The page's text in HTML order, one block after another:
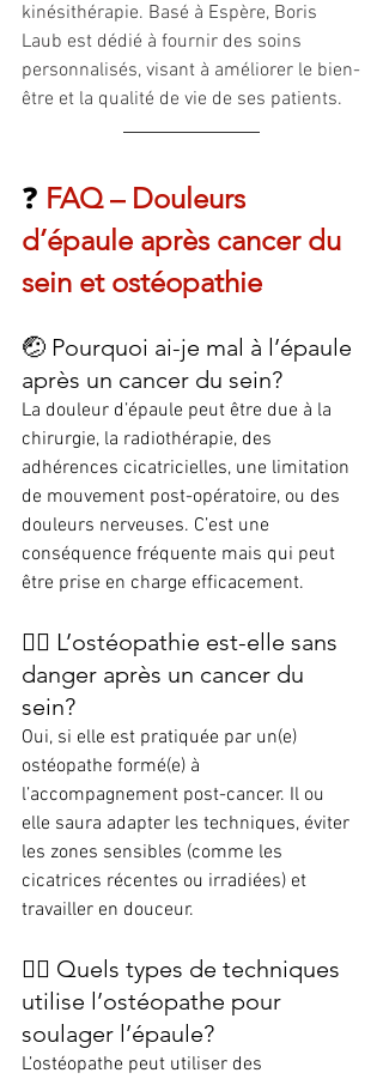
kinésithérapie. Basé à Espère, Boris
Laub est dédié à fournir des soins
personnalisés, visant à améliorer le bien-
être et la qualité de vie de ses patients.
❓ FAQ – Douleurs
d’épaule après cancer du
sein et ostéopathie
🤕 Pourquoi ai-je mal à l’épaule
après un cancer du sein?
La douleur d’épaule peut être due à la
chirurgie, la radiothérapie, des
adhérences cicatricielles, une limitation
de mouvement post-opératoire, ou des
douleurs nerveuses. C’est une
conséquence fréquente mais qui peut
être prise en charge efficacement.
🧑‍⚕️ L’ostéopathie est-elle sans
danger après un cancer du
sein?
Oui, si elle est pratiquée par un(e)
ostéopathe formé(e) à
l’accompagnement post-cancer. Il ou
elle saura adapter les techniques, éviter
les zones sensibles (comme les
cicatrices récentes ou irradiées) et
travailler en douceur.
💆‍♀️ Quels types de techniques
utilise l’ostéopathe pour
soulager l’épaule?
L’ostéopathe peut utiliser des